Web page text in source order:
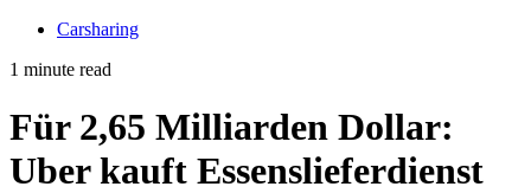
Carsharing
1 minute read
Für 2,65 Milliarden Dollar:
Uber kauft Essenslieferdienst